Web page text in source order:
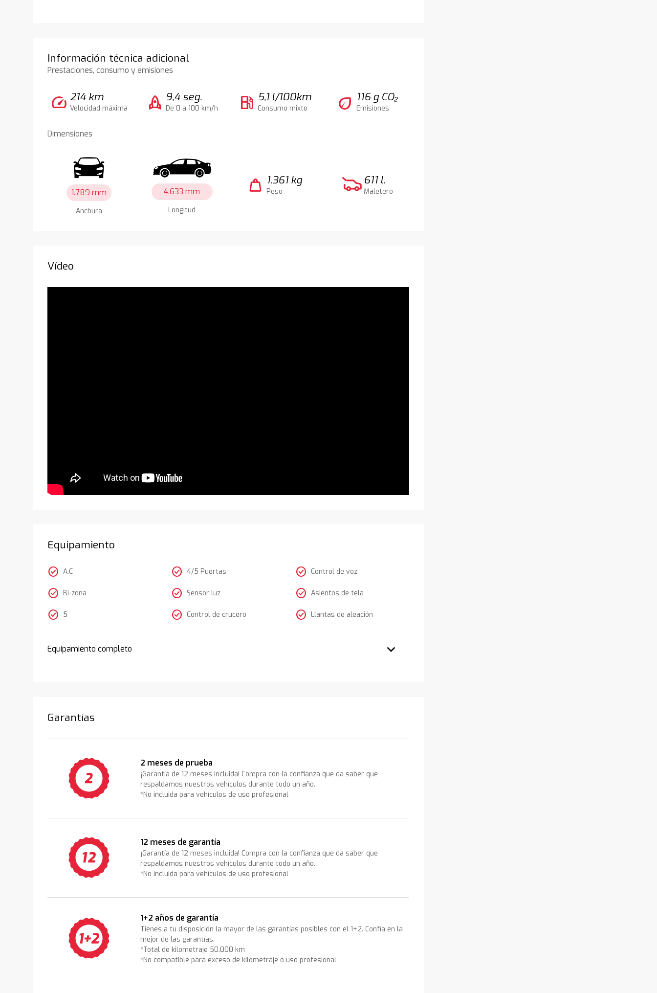
Información técnica adicional
Prestaciones, consumo y emisiones
speed 214 km
Velocidad máxima rocket 9,4 seg.
De 0 a 100 km/h local_gas_station 5,1 l/100km
Consumo mixto eco 116 g CO₂
Emisiones
Dimensiones
1.789 mm
Anchura
4.633 mm
Longitud
weight 1.361 kg
Peso
611 l.
Maletero
Vídeo
Equipamiento
check_circle A.C
check_circle Bi-zona
check_circle 5
check_circle 4/5 Puertas
check_circle Sensor luz
check_circle Control de crucero
check_circle Control de voz
check_circle Asientos de tela
check_circle Llantas de aleación
Equipamiento completo
Garantías
2 meses de prueba
¡Garantía de 12 meses incluida! Compra con la confianza que da saber que
respaldamos nuestros vehículos durante todo un año.
*No incluida para vehículos de uso profesional
12 meses de garantía
¡Garantía de 12 meses incluida! Compra con la confianza que da saber que
respaldamos nuestros vehículos durante todo un año.
*No incluida para vehículos de uso profesional
1+2 años de garantía
Tienes a tu disposición la mayor de las garantías posibles con el 1+2. Confía en la
mejor de las garantías.
*Total de kilometraje 50.000 km
*No compatible para exceso de kilometraje o uso profesional